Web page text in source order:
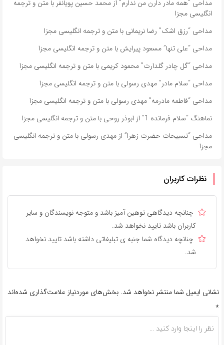
مداحی “همه مادر دارن من ندارم” از محمد حسین پویانفر با متن و ترجمه
انگلیسی مجزا
مداحی “رزق اشک” رضا نریمانی با متن و ترجمه انگلیسی مجزا
مداحی “علی تنها” مسعود پیرایش با متن و ترجمه انگلیسی مجزا
مداحی “گل چادر گلدارت” محمود کریمی با متن و ترجمه انگلیسی مجزا
مداحی “سلام مادر” مهدی رسولی با متن و ترجمه انگلیسی مجزا
مداحی “فاطمه مادرمه” مهدی رسولی با متن و ترجمه انگلیسی مجزا
نماهنگ “سلام فرمانده 1” از ابوذر روحی با متن و ترجمه انگلیسی مجزا
مداحی “تسبیحات حضرت زهرا” از مهدی رسولی با متن و ترجمه انگلیسی
مجزا
نظرات کاربران
چنانچه دیدگاهی توهین آمیز باشد و متوجه نویسندگان و سایر
کاربران باشد تایید نخواهد شد.
چنانچه دیدگاه شما جنبه ی تبلیغاتی داشته باشد تایید نخواهد
شد.
نشانی ایمیل شما منتشر نخواهد شد. بخش‌های موردنیاز علامت‌گذاری شده‌اند
*